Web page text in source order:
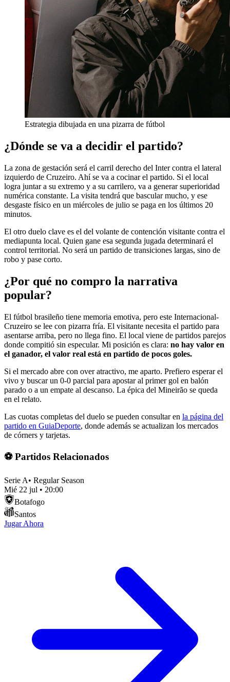
Estrategia dibujada en una pizarra de fútbol
¿Dónde se va a decidir el partido?
La zona de gestación será el carril derecho del Inter contra el lateral
izquierdo de Cruzeiro. Ahí se va a cocinar el partido. Si el local
logra juntar a su extremo y a su carrilero, va a generar superioridad
numérica constante. La visita tendrá que bascular mucho, y ese
desgaste físico en un miércoles de julio se paga en los últimos 20
minutos.
El otro duelo clave es el del volante de contención visitante contra el
mediapunta local. Quien gane esa segunda jugada determinará el
control territorial. No será un partido de transiciones largas, sino de
robo y pase corto.
¿Por qué no compro la narrativa
popular?
El fútbol brasileño tiene memoria emotiva, pero este Internacional-
Cruzeiro se lee con pizarra fría. El visitante necesita el partido para
asentarse arriba, pero no llega fino. El local viene de partidos parejos
donde compitió sin especular. Mi posición es clara: no hay valor en
el ganador, el valor real está en partido de pocos goles.
Si el mercado abre con over atractivo, me aparto. Prefiero esperar el
vivo y buscar un 0-0 parcial para apostar al primer gol en balón
parado o a un empate al descanso. La épica del Mineirão se queda
en el relato.
Las cuotas completas del duelo se pueden consultar en la página del
partido en GuiaDeporte, donde además se actualizan los mercados
de córners y tarjetas.
⚽ Partidos Relacionados
Serie A• Regular Season
Mié 22 jul • 20:00
Botafogo
Santos
Jugar Ahora